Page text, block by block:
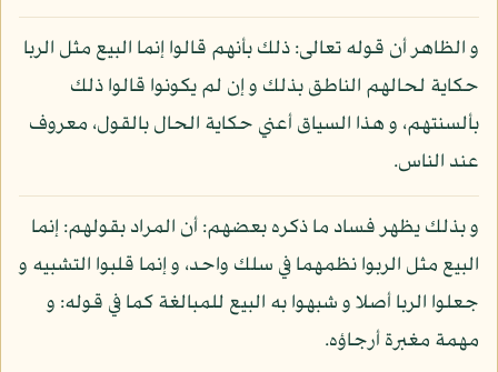
و الظاهر أن قوله تعالى: ذلك بأنهم قالوا إنما البيع مثل الربا
حكاية لحالهم الناطق بذلك و إن لم يكونوا قالوا ذلك
بألسنتهم، و هذا السياق أعني حكاية الحال بالقول، معروف
عند الناس.
و بذلك يظهر فساد ما ذكره بعضهم: أن المراد بقولهم: إنما
البيع مثل الربوا نظمهما في سلك واحد، و إنما قلبوا التشبيه و
جعلوا الربا أصلا و شبهوا به البيع للمبالغة كما في قوله: و
مهمة مغبرة أرجاؤه.